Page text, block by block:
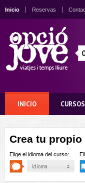
Inicio Reservas
INICIO CURSOS
Crea tu
Elige el idioma del curso:
Idioma